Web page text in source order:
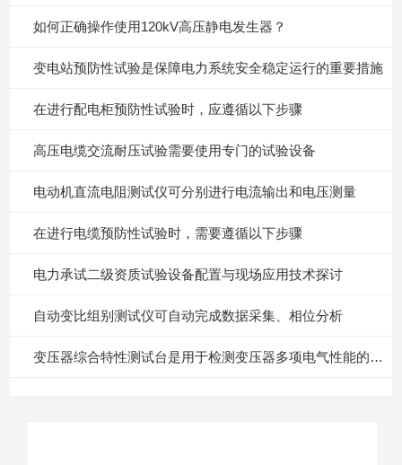
如何正确操作使用120kV高压静电发生器？
变电站预防性试验是保障电力系统安全稳定运行的重要措施
在进行配电柜预防性试验时，应遵循以下步骤
高压电缆交流耐压试验需要使用专门的试验设备
电动机直流电阻测试仪可分别进行电流输出和电压测量
在进行电缆预防性试验时，需要遵循以下步骤
电力承试二级资质试验设备配置与现场应用技术探讨
自动变比组别测试仪可自动完成数据采集、相位分析
变压器综合特性测试台是用于检测变压器多项电气性能的重要设备